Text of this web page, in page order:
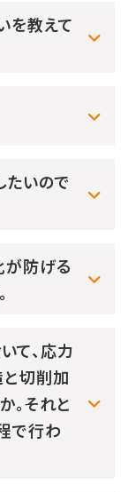
を教えて
いので
が防げる
て、応力
と切削加
。それと
で行わ